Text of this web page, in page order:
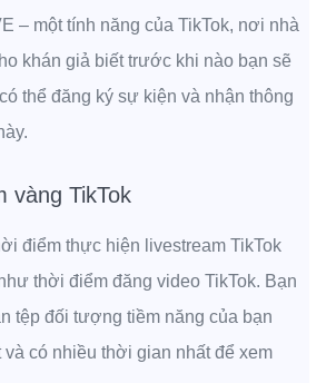
– một tính năng của TikTok, nơi nhà
khán giả biết trước khi nào bạn sẽ
thể đăng ký sự kiện và nhận thông
vàng TikTok
điểm thực hiện livestream TikTok
thời điểm đăng video TikTok. Bạn
tệp đối tượng tiềm năng của bạn
có nhiều thời gian nhất để xem